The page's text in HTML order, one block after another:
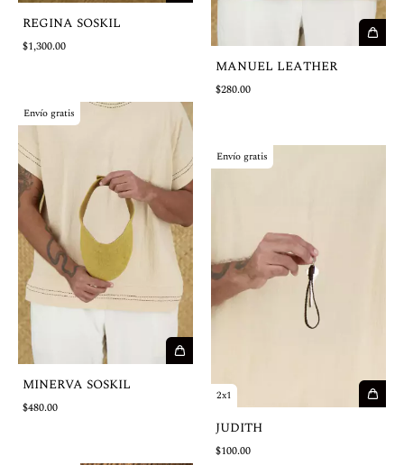
REGINA SOSKIL
$1,300.00
MANUEL LEATHER
$280.00
Envío gratis
MINERVA SOSKIL
$480.00
2x1
Envío gratis
JUDITH
$100.00